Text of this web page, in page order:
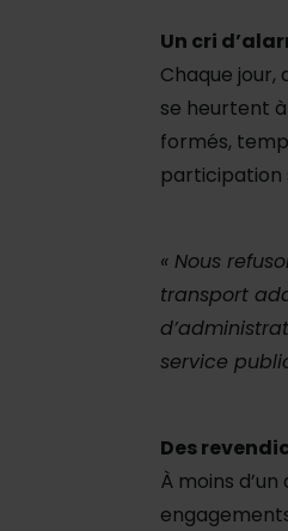
Un cri
Chaque
se heurtent
formés,
participation
« Nous
transport
service
Des
À moins